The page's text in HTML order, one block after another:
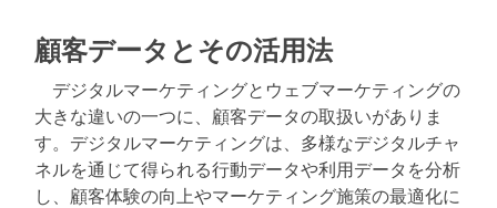
顧客データとその活用法
デジタルマーケティングとウェブマーケティングの
大きな違いの一つに、顧客データの取扱いがありま
す。デジタルマーケティングは、多様なデジタルチャ
ネルを通じて得られる行動データや利用データを分析
し、顧客体験の向上やマーケティング施策の最適化に